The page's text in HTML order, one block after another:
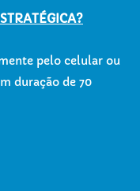
pelo celular ou
duração de 70